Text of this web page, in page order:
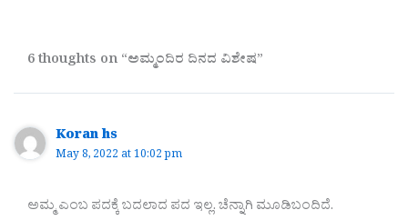
6 thoughts on “ಅಮ್ಮಂದಿರ ದಿನದ ವಿಶೇಷ”
Koran hs
May 8, 2022 at 10:02 pm
ಅಮ್ಮ ಎಂಬ ಪದಕ್ಕೆ ಬದಲಾದ ಪದ ಇಲ್ಲ. ಚೆನ್ನಾಗಿ ಮೂಡಿಬಂದಿದೆ.